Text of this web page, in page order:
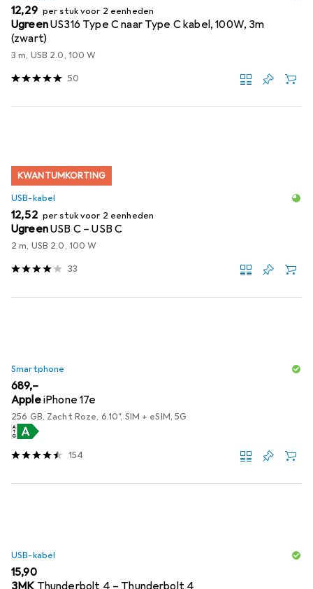
EUR
12,29 per stuk voor 2 eenheden
UgreenUS316 Type C naar Type C kabel, 100W, 3m
(zwart)
3 m, USB 2.0, 100 W
50
KWANTUMKORTING
USB-kabel
EUR
12,52 per stuk voor 2 eenheden
UgreenUSB C – USB C
2 m, USB 2.0, 100 W
33
Smartphone
EUR
689,–
AppleiPhone 17e
256 GB, Zacht Roze, 6.10", SIM + eSIM, 5G
154
USB-kabel
EUR
15,90
3MK Thunderbolt 4 – Thunderbolt 4